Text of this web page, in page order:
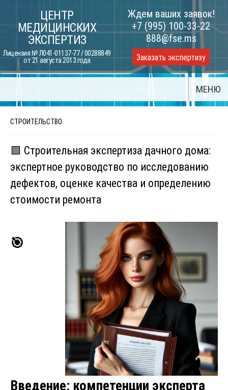
content
ЦЕНТР
МЕДИЦИНСКИХ
ЭКСПЕРТИЗ
Лицензия № Л041-01137-77 / 00288849
от 21 августа 2013 года
Ждем ваших заявок!
+7 (995) 100-33-22
888@fse.ms
Заказать экспертизу
МЕНЮ
СТРОИТЕЛЬСТВО
🟩 Строительная экспертиза дачного дома:
экспертное руководство по исследованию
дефектов, оценке качества и определению
стоимости ремонта
🎯
Введение: компетенции эксперта